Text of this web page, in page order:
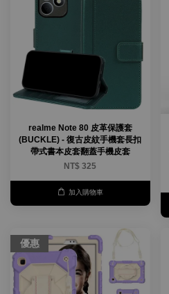
realme Note 80 皮革保護套
(BUCKLE) - 復古皮紋手機套長扣
帶式書本皮套翻蓋手機皮套
NT$ 325
加入購物車
優惠